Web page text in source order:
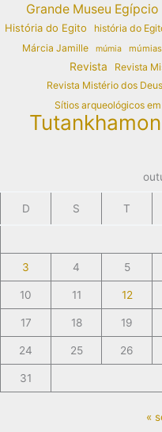
Grande Museu Egípcio
História do Egito
história do
Márcia Jamille múmia múmias
Revista
Revista
Revista Mistério dos
Sítios arqueológicos
Tutankhamon
D S T
3 4 5
10 11 12
17 18 19
24 25 26
31
«